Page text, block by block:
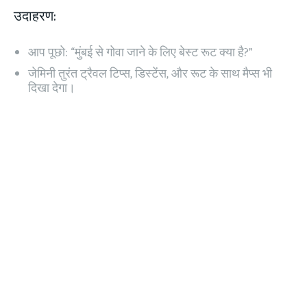
उदाहरण:
आप पूछो: “मुंबई से गोवा जाने के लिए बेस्ट रूट क्या है?”
जेमिनी तुरंत ट्रैवल टिप्स, डिस्टेंस, और रूट के साथ मैप्स भी
दिखा देगा।